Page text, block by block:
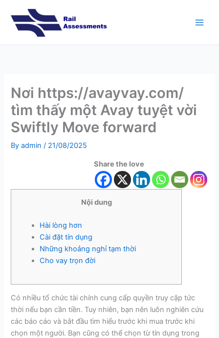
content
Nơi https://avayvay.com/
tìm thấy một Avay tuyệt vời
Swiftly Move forward
Byadmin/ 21/08/2025
Share the love
Nội dung
Hài lòng hơn
Cài đặt tín dụng
Những khoảng nghỉ tạm thời
Cho vay trọn đời
Có nhiều tổ chức tài chính cung cấp quyền truy cập tức
thời nếu bạn cần tiền. Tuy nhiên, bạn nên luôn nghiên cứu
các báo cáo và bắt đầu tìm hiểu trước khi mua trước khi
chọn một người. Bạn cũng có thể chọn từ tín dụng trong